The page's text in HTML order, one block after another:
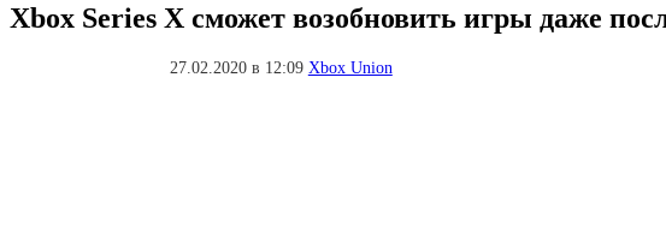
Xbox Series X сможет возобновить игры даже
27.02.2020 в 12:09 Xbox Union